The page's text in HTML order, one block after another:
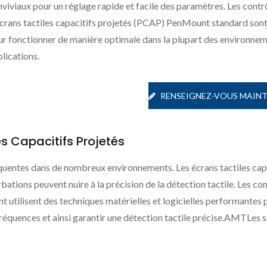
pour un réglage rapide et facile des paramètres. Les
tactiles capacitifs projetés (PCAP) PenMount standard
fonctionner de manière optimale dans la plupart des
RENSEIGNEZ-VOUS
Capacitifs Projetés
dans de nombreux environnements. Les écrans tactiles
peuvent nuire à la précision de la détection tactile. Les
utilisent des techniques matérielles et logicielles performantes
et ainsi garantir une détection tactile précise.AMTLes
De Collage
Optique
Écran Tactile